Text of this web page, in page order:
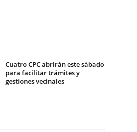
Cuatro CPC abrirán este sábado
para facilitar trámites y
gestiones vecinales